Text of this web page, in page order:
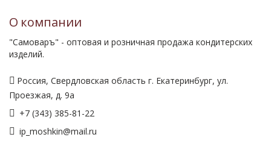
О компании
"Самоваръ" - оптовая и розничная продажа кондитерских
изделий.
Россия, Свердловская область г. Екатеринбург, ул.
Проезжая, д. 9а
+7 (343) 385-81-22
ip_moshkin@mail.ru